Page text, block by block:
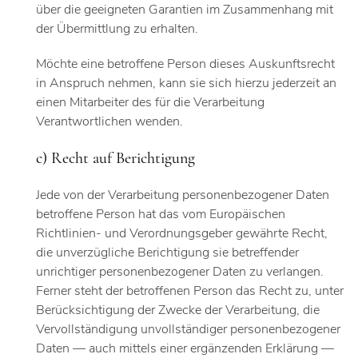
über die geeigneten Garantien im Zusammenhang mit
der Übermittlung zu erhalten.
Möchte eine betroffene Person dieses Auskunftsrecht
in Anspruch nehmen, kann sie sich hierzu jederzeit an
einen Mitarbeiter des für die Verarbeitung
Verantwortlichen wenden.
c) Recht auf Berichtigung
Jede von der Verarbeitung personenbezogener Daten
betroffene Person hat das vom Europäischen
Richtlinien- und Verordnungsgeber gewährte Recht,
die unverzügliche Berichtigung sie betreffender
unrichtiger personenbezogener Daten zu verlangen.
Ferner steht der betroffenen Person das Recht zu, unter
Berücksichtigung der Zwecke der Verarbeitung, die
Vervollständigung unvollständiger personenbezogener
Daten — auch mittels einer ergänzenden Erklärung —